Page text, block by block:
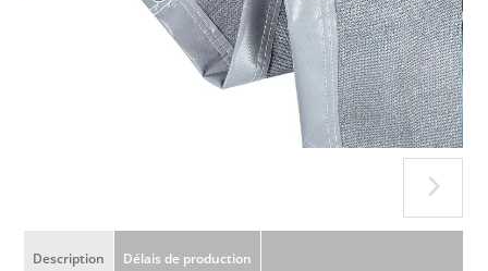
Description Délais de production